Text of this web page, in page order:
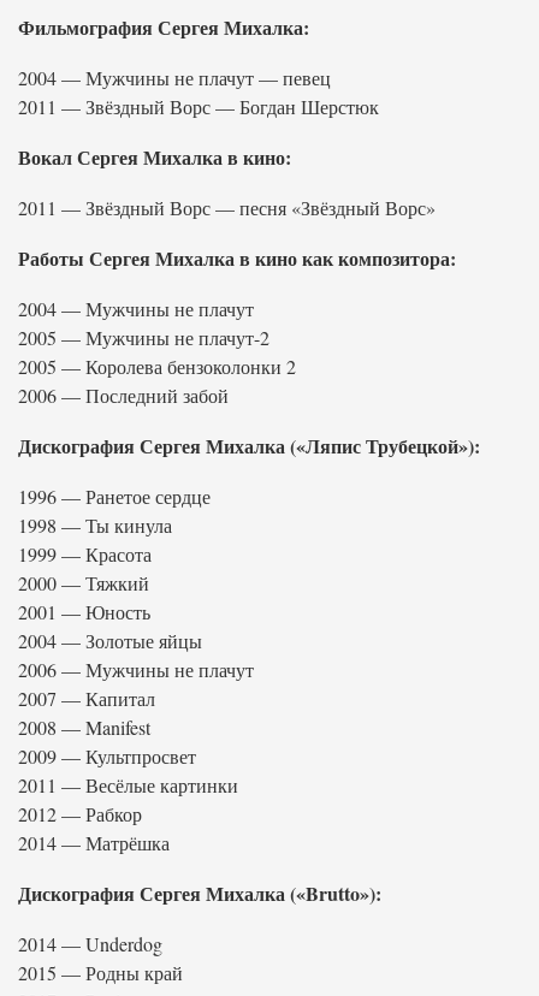
Фильмография Сергея Михалка:
2004 — Мужчины не плачут — певец
2011 — Звёздный Ворс — Богдан Шерстюк
Вокал Сергея Михалка в кино:
2011 — Звёздный Ворс — песня «Звёздный Ворс»
Работы Сергея Михалка в кино как композитора:
2004 — Мужчины не плачут
2005 — Мужчины не плачут-2
2005 — Королева бензоколонки 2
2006 — Последний забой
Дискография Сергея Михалка («Ляпис Трубецкой»):
1996 — Ранетое сердце
1998 — Ты кинула
1999 — Красота
2000 — Тяжкий
2001 — Юность
2004 — Золотые яйцы
2006 — Мужчины не плачут
2007 — Капитал
2008 — Manifest
2009 — Культпросвет
2011 — Весёлые картинки
2012 — Рабкор
2014 — Матрёшка
Дискография Сергея Михалка («Brutto»):
2014 — Underdog
2015 — Родны край